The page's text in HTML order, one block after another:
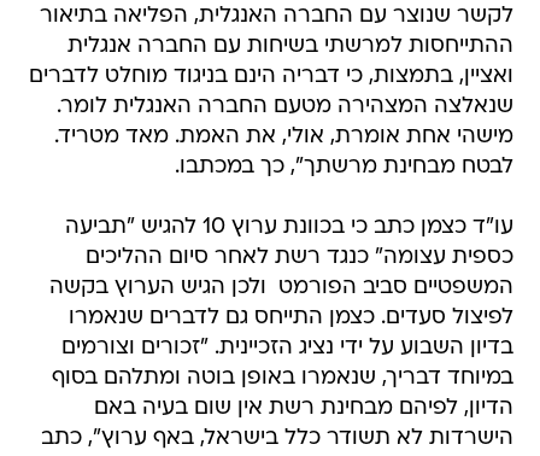
לקשר שנוצר עם החברה האנגלית, הפליאה בתיאור
ההתייחסות למרשתי בשיחות עם החברה אנגלית
ואציין, בתמצות, כי דבריה הינם בניגוד מוחלט לדברים
שנאלצה המצהירה מטעם החברה האנגלית לומר.
מישהי אחת אומרת, אולי, את האמת. מאד מטריד.
לבטח מבחינת מרשתך", כך במכתבו.
עו"ד כצמן כתב כי בכוונת ערוץ 10 להגיש "תביעה
כספית עצומה" כנגד רשת לאחר סיום ההליכים
המשפטיים סביב הפורמט  ולכן הגיש הערוץ בקשה
לפיצול סעדים. כצמן התייחס גם לדברים שנאמרו
בדיון השבוע על ידי נציג הזכיינית. "זכורים וצורמים
במיוחד דבריך, שנאמרו באופן בוטה ומתלהם בסוף
הדיון, לפיהם מבחינת רשת אין שום בעיה באם
הישרדות לא תשודר כלל בישראל, באף ערוץ", כתב